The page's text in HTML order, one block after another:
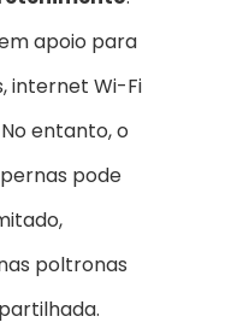
apoio para
internet Wi-Fi
entanto, o
pode
poltronas